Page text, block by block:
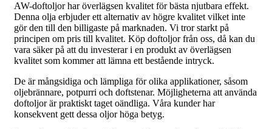
AW-doftoljor har överlägsen kvalitet för bästa njutbara effekt.
Denna olja erbjuder ett alternativ av högre kvalitet vilket inte
gör den till den billigaste på marknaden. Vi tror starkt på
principen om pris till kvalitet. Köp doftoljor från oss, då kan du
vara säker på att du investerar i en produkt av överlägsen
kvalitet som kommer att lämna ett bestående intryck.
De är mångsidiga och lämpliga för olika applikationer, såsom
oljebrännare, potpurri och doftstenar. Möjligheterna att använda
doftoljor är praktiskt taget oändliga. Våra kunder har
konsekvent gett dessa oljor höga betyg.